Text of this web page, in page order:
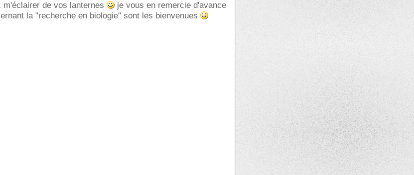
de vos lanternes
je vous en remercie d'avance
la "recherche en biologie" sont les bienvenues